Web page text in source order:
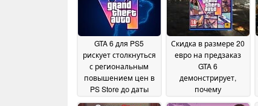
GTA 6 для PS5
рискует столкнуться
с региональным
повышением цен в
PS Store до даты
Скидка в размере 20
евро на предзаказ
GTA 6
демонстрирует,
почему